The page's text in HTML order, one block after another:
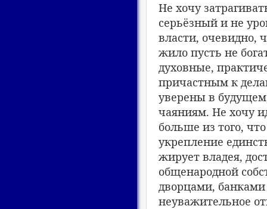
Не хочу
серьёзный и не
власти, очевидно,
жило пусть не
духовные,
причастным к
уверены в
чаяниям. Не хочу
больше из того,
укрепление
жирует владея,
общенародной
дворцами, банками
неуважительное